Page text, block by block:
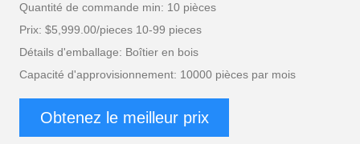
Quantité de commande min: 10 pièces
Prix: $5,999.00/pieces 10-99 pieces
Détails d'emballage: Boîtier en bois
Capacité d'approvisionnement: 10000 pièces par mois
Obtenez le meilleur prix